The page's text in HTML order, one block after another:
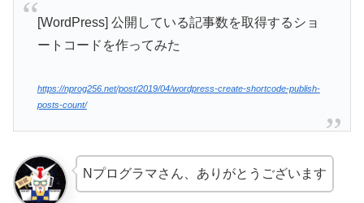
[WordPress] 公開している記事数を取得するショ
ートコードを作ってみた
https://nprog256.net/post/2019/04/wordpress-create-shortcode-publish-
posts-count/
Nプログラマさん、ありがとうございます